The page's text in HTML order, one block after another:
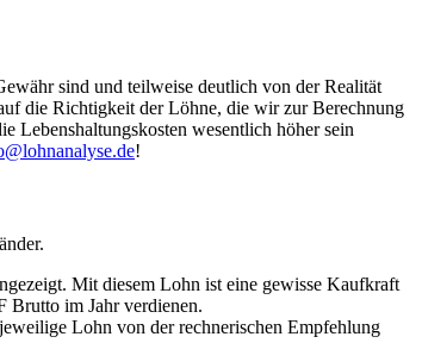
sind und teilweise deutlich von der Realität
die Richtigkeit der Löhne, die wir zur Berechnung
Lebenshaltungskosten wesentlich höher sein
!
Mit diesem Lohn ist eine gewisse Kaufkraft
Brutto im Jahr verdienen.
Lohn von der rechnerischen Empfehlung